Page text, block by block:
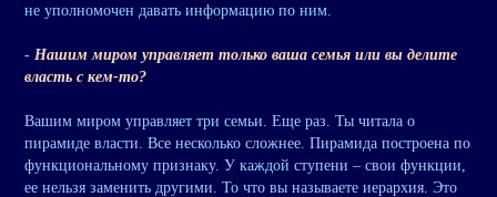
не уполномочен давать информацию по ним.
- Нашим миром управляет только ваша семья или вы делите
власть с кем-то?
Вашим миром управляет три семьи. Еще раз. Ты читала о
пирамиде власти. Все несколько сложнее. Пирамида построена по
функциональному признаку. У каждой ступени – свои функции,
ее нельзя заменить другими. То что вы называете иерархия. Это